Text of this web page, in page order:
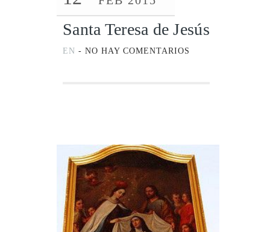
Santa Teresa de Jesús
EN - NO HAY COMENTARIOS